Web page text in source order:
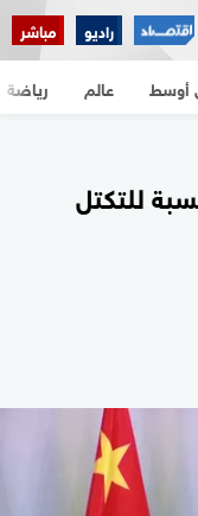
راديو مباشر
أوسط عالم رياضة
للتكتل